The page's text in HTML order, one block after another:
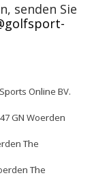
senden Sie
Online BV.
GN Woerden
The
The